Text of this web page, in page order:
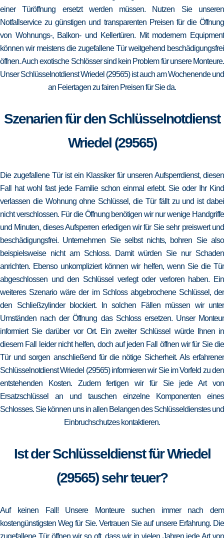
einer Türöffnung ersetzt werden müssen. Nutzen Sie unseren
Notfallservice zu günstigen und transparenten Preisen für die Öffnung
von Wohnungs-, Balkon- und Kellertüren. Mit modernem Equipment
können wir meistens die zugefallene Tür weitgehend beschädigungsfrei
öffnen. Auch exotische Schlösser sind kein Problem für unsere Monteure.
Unser Schlüsselnotdienst Wriedel (29565) ist auch am Wochenende und
an Feiertagen zu fairen Preisen für Sie da.
Szenarien für den Schlüsselnotdienst
Wriedel (29565)
Die zugefallene Tür ist ein Klassiker für unseren Aufsperrdienst, diesen
Fall hat wohl fast jede Familie schon einmal erlebt. Sie oder Ihr Kind
verlassen die Wohnung ohne Schlüssel, die Tür fällt zu und ist dabei
nicht verschlossen. Für die Öffnung benötigen wir nur wenige Handgriffe
und Minuten, dieses Aufsperren erledigen wir für Sie sehr preiswert und
beschädigungsfrei. Unternehmen Sie selbst nichts, bohren Sie also
beispielsweise nicht am Schloss. Damit würden Sie nur Schaden
anrichten. Ebenso unkompliziert können wir helfen, wenn Sie die Tür
abgeschlossen und den Schlüssel verlegt oder verloren haben. Ein
weiteres Szenario wäre der im Schloss abgebrochene Schlüssel, der
den Schließzylinder blockiert. In solchen Fällen müssen wir unter
Umständen nach der Öffnung das Schloss ersetzen. Unser Monteur
informiert Sie darüber vor Ort. Ein zweiter Schlüssel würde Ihnen in
diesem Fall leider nicht helfen, doch auf jeden Fall öffnen wir für Sie die
Tür und sorgen anschließend für die nötige Sicherheit. Als erfahrener
Schlüsselnotdienst Wriedel (29565) informieren wir Sie im Vorfeld zu den
entstehenden Kosten. Zudem fertigen wir für Sie jede Art von
Ersatzschlüssel an und tauschen einzelne Komponenten eines
Schlosses. Sie können uns in allen Belangen des Schlüsseldienstes und
Einbruchschutzes kontaktieren.
Ist der Schlüsseldienst für Wriedel
(29565) sehr teuer?
Auf keinen Fall! Unsere Monteure suchen immer nach dem
kostengünstigsten Weg für Sie. Vertrauen Sie auf unsere Erfahrung. Die
zugefallene Tür öffnen wir so oft, dass wir in vielen Jahren jede Art von